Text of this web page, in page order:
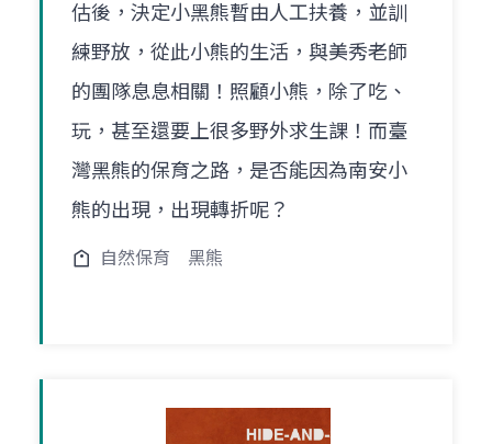
估後，決定小黑熊暫由人工扶養，並訓
練野放，從此小熊的生活，與美秀老師
的團隊息息相關！照顧小熊，除了吃、
玩，甚至還要上很多野外求生課！而臺
灣黑熊的保育之路，是否能因為南安小
熊的出現，出現轉折呢？
自然保育 黑熊